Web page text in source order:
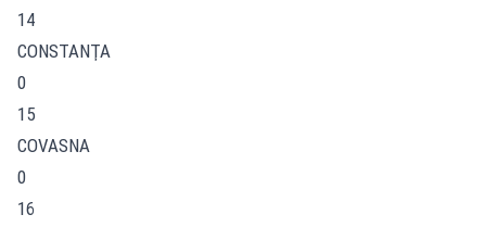
14
CONSTANŢA
0
15
COVASNA
0
16